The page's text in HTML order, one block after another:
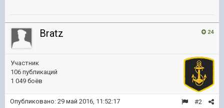
24
Bratz
Участник
106 публикаций
1 049 боёв
#2
Опубликовано: 29 май 2016, 11:52:17